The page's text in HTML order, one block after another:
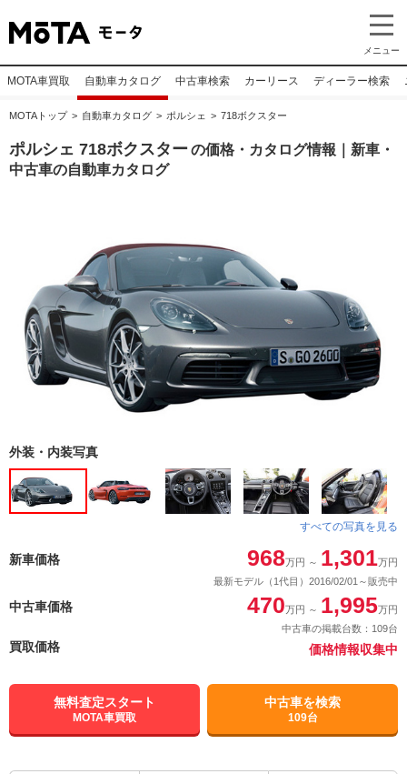
メニュー
MOTA車買取 自動車カタログ 中古車検索 カーリース ディーラー検索
MOTAトップ 自動車カタログ ポルシェ 718ボクスター
ポルシェ 718ボクスターの価格・カタログ情報｜新車・
中古車の自動車カタログ
外装・内装写真
すべての写真を見る
新車価格 968万円 ～ 1,301万円
最新モデル（1代目）2016/02/01～販売中
中古車価格 470万円 ～ 1,995万円
中古車の掲載台数：109台
買取価格 価格情報収集中
無料査定スタート
MOTA車買取
中古車を検索
109台